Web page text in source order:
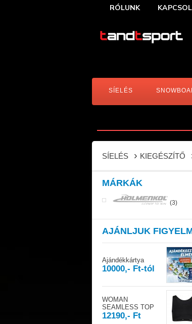
RÓLUNK
SÍELÉS
SÍELÉS KIEGÉSZÍTŐ
MÁRKÁK
(3)
AJÁNLJUK
Ajándékkártya
10000,- Ft-tól
WOMAN
SEAMLESS TOP
12190,- Ft